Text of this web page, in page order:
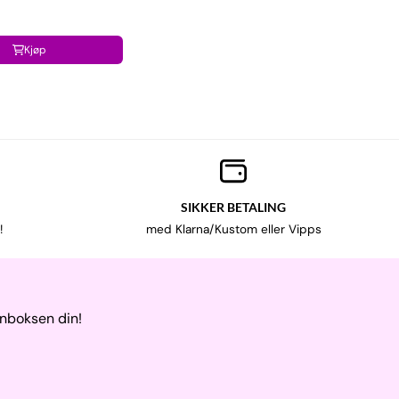
Kjøp
SIKKER BETALING
med Klarna/Kustom eller Vipps
din!